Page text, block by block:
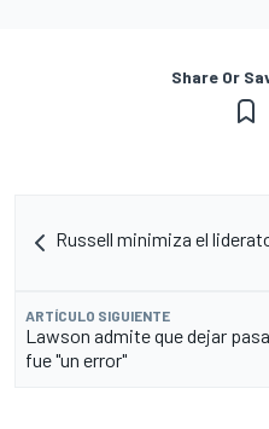
Share Or
Russell minimiza el
ARTÍCULO SIGUIENTE
Lawson admite que dejar
fue "un error"